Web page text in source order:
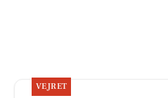
VEJRET